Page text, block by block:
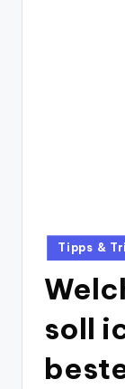
Posted
in
Tipps &
soll